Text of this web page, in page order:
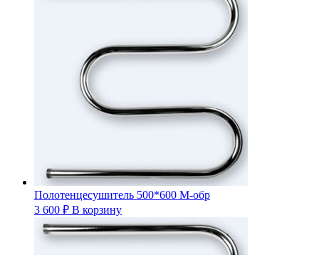
Полотенцесушитель 500*600 М-обр
3 600 ₽ В корзину